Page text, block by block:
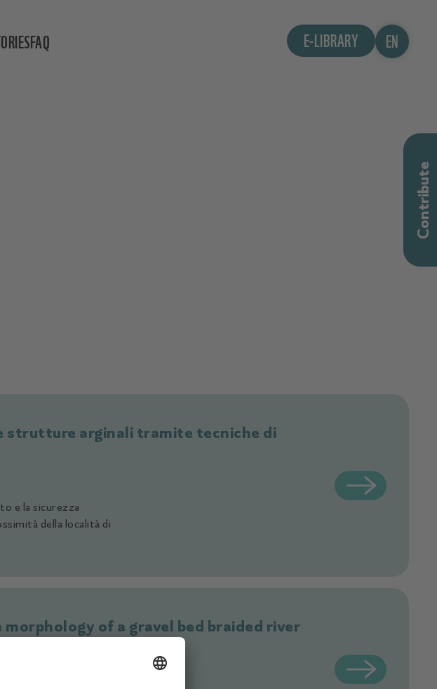
FAQ E-LIBRARY EN
Contribute
strutture arginali tramite tecniche di
e la sicurezza
della località di
of a gravel bed braided river
Hydrological